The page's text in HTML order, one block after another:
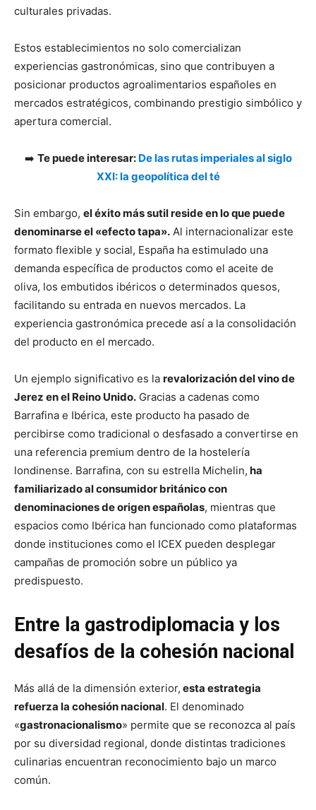
culturales privadas.
Estos establecimientos no solo comercializan
experiencias gastronómicas, sino que contribuyen a
posicionar productos agroalimentarios españoles en
mercados estratégicos, combinando prestigio simbólico y
apertura comercial.
➡️ Te puede interesar: De las rutas imperiales al siglo
XXI: la geopolítica del té
Sin embargo, el éxito más sutil reside en lo que puede
denominarse el «efecto tapa». Al internacionalizar este
formato flexible y social, España ha estimulado una
demanda específica de productos como el aceite de
oliva, los embutidos ibéricos o determinados quesos,
facilitando su entrada en nuevos mercados. La
experiencia gastronómica precede así a la consolidación
del producto en el mercado.
Un ejemplo significativo es la revalorización del vino de
Jerez en el Reino Unido. Gracias a cadenas como
Barrafina e Ibérica, este producto ha pasado de
percibirse como tradicional o desfasado a convertirse en
una referencia premium dentro de la hostelería
londinense. Barrafina, con su estrella Michelin, ha
familiarizado al consumidor británico con
denominaciones de origen españolas, mientras que
espacios como Ibérica han funcionado como plataformas
donde instituciones como el ICEX pueden desplegar
campañas de promoción sobre un público ya
predispuesto.
Entre la gastrodiplomacia y los
desafíos de la cohesión nacional
Más allá de la dimensión exterior, esta estrategia
refuerza la cohesión nacional. El denominado
«gastronacionalismo» permite que se reconozca al país
por su diversidad regional, donde distintas tradiciones
culinarias encuentran reconocimiento bajo un marco
común.